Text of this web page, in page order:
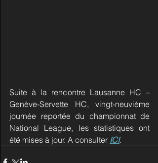
Suite à la rencontre Lausanne HC –
Genève-Servette HC, vingt-neuvième
journée reportée du championnat de
National League, les statistiques ont
été mises à jour. A consulter ICI.